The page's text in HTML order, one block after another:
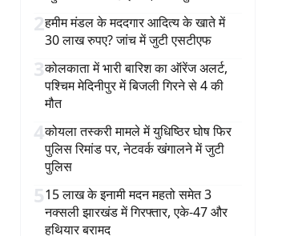
2हमीम मंडल के मददगार आदित्य के खाते में
30 लाख रुपए? जांच में जुटी एसटीएफ
3कोलकाता में भारी बारिश का ऑरेंज अलर्ट,
पश्चिम मेदिनीपुर में बिजली गिरने से 4 की
मौत
4कोयला तस्करी मामले में युधिष्ठिर घोष फिर
पुलिस रिमांड पर, नेटवर्क खंगालने में जुटी
पुलिस
515 लाख के इनामी मदन महतो समेत 3
नक्सली झारखंड में गिरफ्तार, एके-47 और
हथियार बरामद